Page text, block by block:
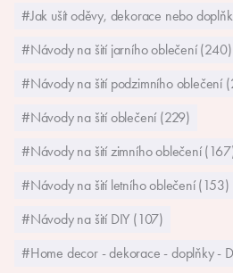
#Jak ušít oděvy, dekorace nebo
#Návody na šití jarního oblečení (240)
#Návody na šití podzimního oblečení
#Návody na šití oblečení (229)
#Návody na šití zimního oblečení
#Návody na šití letního oblečení (153)
#Návody na šití DIY (107)
#Home decor - dekorace - doplňky -